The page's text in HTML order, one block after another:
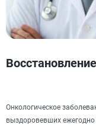
Онкологическое
выздоровевших ежегодно